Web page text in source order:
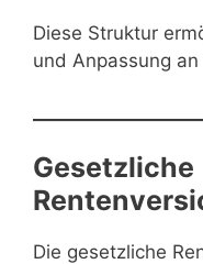
Diese Struktur
und Anpassung
Gesetzliche
Die gesetzliche